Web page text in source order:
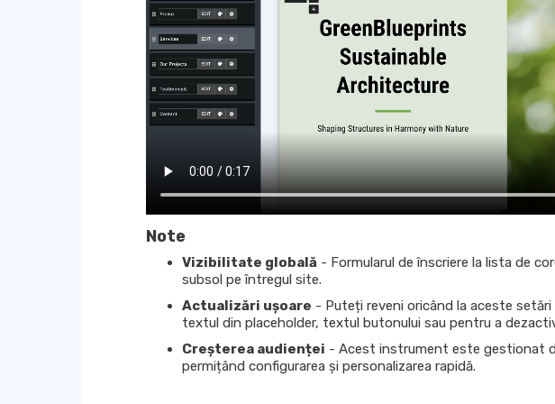
Note
Vizibilitate globală - Formularul de înscriere la lista de
subsol pe întregul site.
Actualizări ușoare - Puteți reveni oricând la aceste
textul din placeholder, textul butonului sau pentru a
Creșterea audienței - Acest instrument este gestionat
permițând configurarea și personalizarea rapidă.